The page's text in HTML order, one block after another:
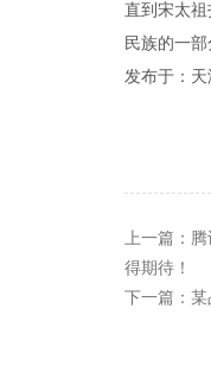
直到宋太
民族的一部
发布于：天
上一篇：
得期待！
下一篇： 某